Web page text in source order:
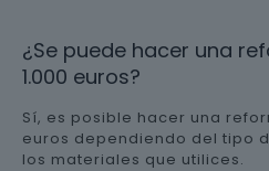
¿Se puede hacer una
1.000 euros?
Sí, es posible hacer una
euros dependiendo del tipo
los materiales que utilices.